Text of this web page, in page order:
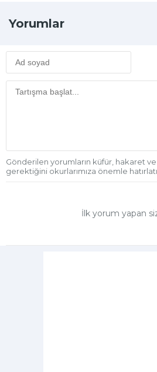
Yorumlar
Gönderilen yorumların küfür, hakaret
gerektiğini okurlarımıza önemle
İlk yorum yapan